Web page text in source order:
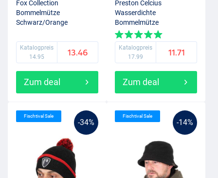
Fox Collection
Bommelmütze
Schwarz/Orange
Katalogpreis
14.95
13.46
Zum deal
Preston Celcius
Wasserdichte
Bommelmütze
Katalogpreis
17.99
11.71
Zum deal
-34%
Fischtival Sale
-14%
Fischtival Sale